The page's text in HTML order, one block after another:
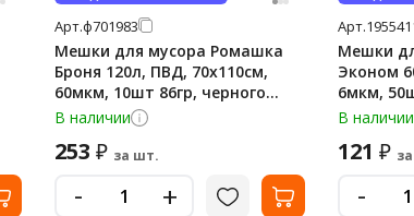
Арт.ф701983
Мешки для мусора Ромашка
Броня 120л, ПВД, 70х110см,
60мкм, 10шт 86гр, черного
цвета, в рулоне
В наличии
253 ₽ за шт.
- +
Арт.
Мешки
Эконом
6мкм,
рулоне
В наличии
121 ₽
-